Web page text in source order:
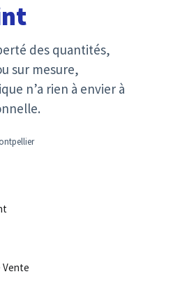
des quantités,
sur mesure,
n’a rien à envier à
Vente